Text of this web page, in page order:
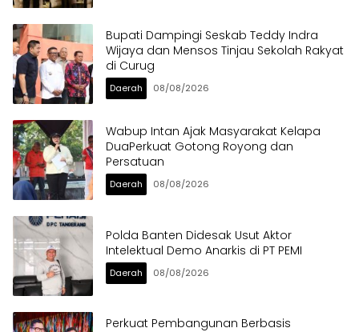
Bupati Dampingi Seskab Teddy Indra
Wijaya dan Mensos Tinjau Sekolah Rakyat
di Curug
Daerah 08/08/2026
Wabup Intan Ajak Masyarakat Kelapa
DuaPerkuat Gotong Royong dan
Persatuan
Daerah 08/08/2026
Polda Banten Didesak Usut Aktor
Intelektual Demo Anarkis di PT PEMI
Daerah 08/08/2026
Perkuat Pembangunan Berbasis